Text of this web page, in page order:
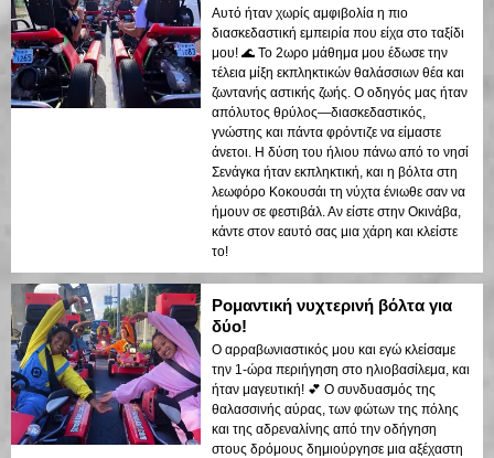
Αυτό ήταν χωρίς αμφιβολία η πιο
διασκεδαστική εμπειρία που είχα στο ταξίδι
μου! 🌊 Το 2ωρο μάθημα μου έδωσε την
τέλεια μίξη εκπληκτικών θαλάσσιων θέα και
ζωντανής αστικής ζωής. Ο οδηγός μας ήταν
απόλυτος θρύλος—διασκεδαστικός,
γνώστης και πάντα φρόντιζε να είμαστε
άνετοι. Η δύση του ήλιου πάνω από το νησί
Σενάγκα ήταν εκπληκτική, και η βόλτα στη
λεωφόρο Κοκουσάι τη νύχτα ένιωθε σαν να
ήμουν σε φεστιβάλ. Αν είστε στην Οκινάβα,
κάντε στον εαυτό σας μια χάρη και κλείστε
το!
Ρομαντική νυχτερινή βόλτα για
δύο!
Ο αρραβωνιαστικός μου και εγώ κλείσαμε
την 1-ώρα περιήγηση στο ηλιοβασίλεμα, και
ήταν μαγευτική! 💕 Ο συνδυασμός της
θαλασσινής αύρας, των φώτων της πόλης
και της αδρεναλίνης από την οδήγηση
στους δρόμους δημιούργησε μια αξέχαστη